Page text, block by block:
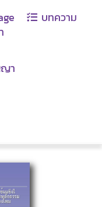
บทความ
า